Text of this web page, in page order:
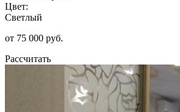
Цвет:
Светлый
от 75 000 руб.
Рассчитать